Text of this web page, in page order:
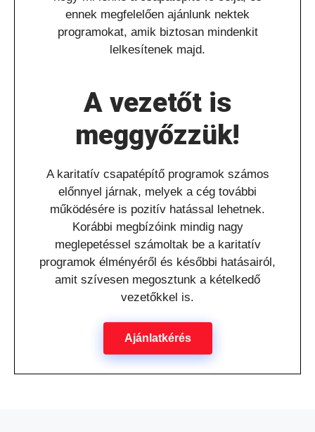
ennek megfelelően ajánlunk nektek
programokat, amik biztosan mindenkit
lelkesítenek majd.
A vezetőt is
meggyőzzük!​
A karitatív csapatépítő programok számos
előnnyel járnak, melyek a cég további
működésére is pozitív hatással lehetnek.
Korábbi megbízóink mindig nagy
meglepetéssel számoltak be a karitatív
programok élményéről és későbbi hatásairól,
amit szívesen megosztunk a kételkedő
vezetőkkel is.
Ajánlatkérés